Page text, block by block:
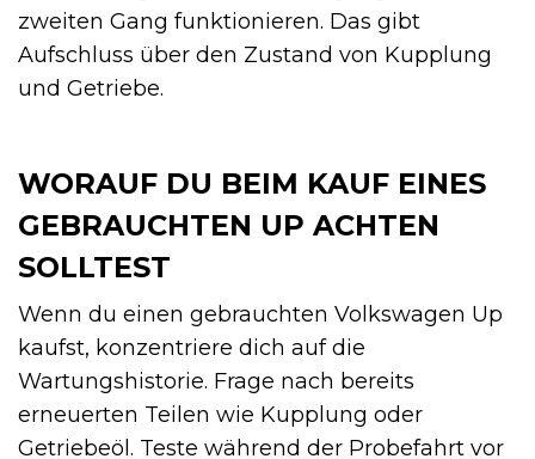
zweiten Gang funktionieren. Das gibt
Aufschluss über den Zustand von Kupplung
und Getriebe.
WORAUF DU BEIM KAUF EINES
GEBRAUCHTEN UP ACHTEN
SOLLTEST
Wenn du einen gebrauchten Volkswagen Up
kaufst, konzentriere dich auf die
Wartungshistorie. Frage nach bereits
erneuerten Teilen wie Kupplung oder
Getriebeöl. Teste während der Probefahrt vor